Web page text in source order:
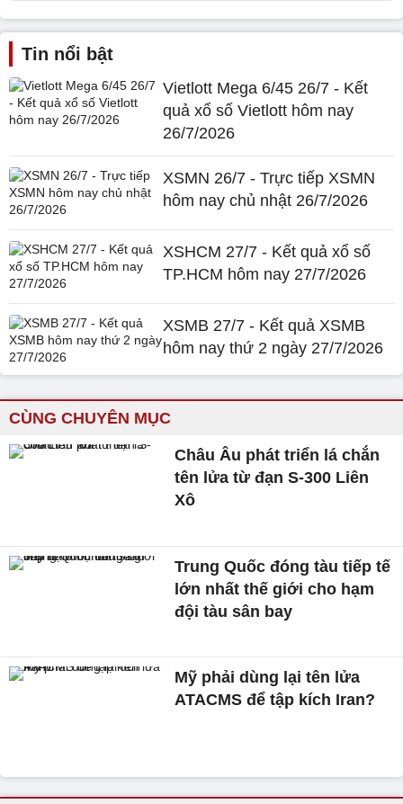
Tin nổi bật
Vietlott Mega 6/45 26/7 - Kết
quả xổ số Vietlott hôm nay
26/7/2026
XSMN 26/7 - Trực tiếp XSMN
hôm nay chủ nhật 26/7/2026
XSHCM 27/7 - Kết quả xổ số
TP.HCM hôm nay 27/7/2026
XSMB 27/7 - Kết quả XSMB
hôm nay thứ 2 ngày 27/7/2026
CÙNG CHUYÊN MỤC
Châu Âu phát triển lá chắn
tên lửa từ đạn S-300 Liên
Xô
Trung Quốc đóng tàu tiếp tế
lớn nhất thế giới cho hạm
đội tàu sân bay
Mỹ phải dùng lại tên lửa
ATACMS để tập kích Iran?